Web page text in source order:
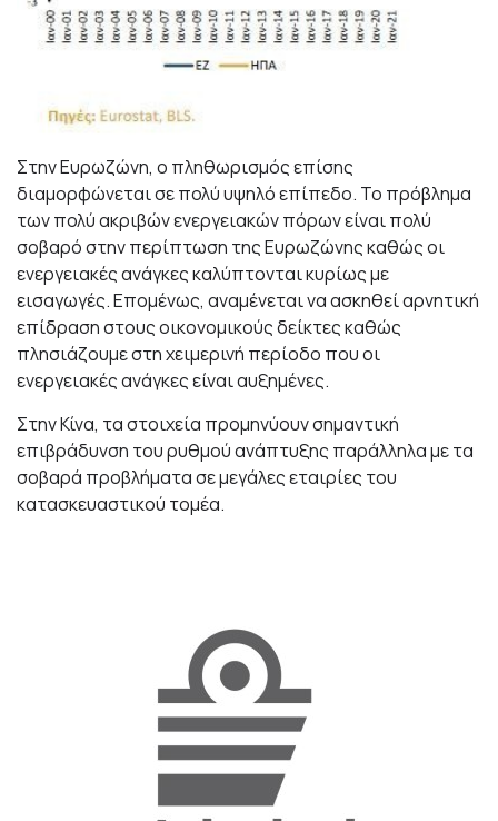
Στην Ευρωζώνη, ο πληθωρισμός επίσης
διαμορφώνεται σε πολύ υψηλό επίπεδο. Το πρόβλημα
των πολύ ακριβών ενεργειακών πόρων είναι πολύ
σοβαρό στην περίπτωση της Ευρωζώνης καθώς οι
ενεργειακές ανάγκες καλύπτονται κυρίως με
εισαγωγές. Επομένως, αναμένεται να ασκηθεί αρνητική
επίδραση στους οικονομικούς δείκτες καθώς
πλησιάζουμε στη χειμερινή περίοδο που οι
ενεργειακές ανάγκες είναι αυξημένες.
Στην Κίνα, τα στοιχεία προμηνύουν σημαντική
επιβράδυνση του ρυθμού ανάπτυξης παράλληλα με τα
σοβαρά προβλήματα σε μεγάλες εταιρίες του
κατασκευαστικού τομέα.